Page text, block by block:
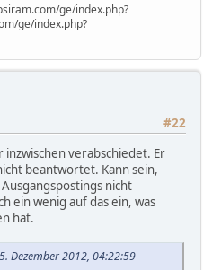
ge/index.php?
ge/index.php?
#22
inzwischen verabschiedet. Er
beantwortet. Kann sein,
nicht
ein wenig auf das ein, was
hat.
Dezember 2012, 04:22:59